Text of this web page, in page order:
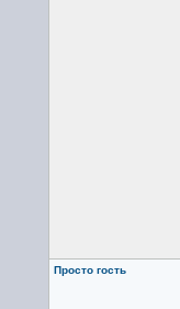
Просто гость